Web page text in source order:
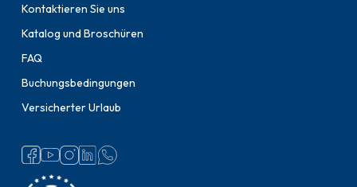
Kontaktieren Sie uns
Katalog und Broschüren
FAQ
Buchungsbedingungen
Versicherter Urlaub